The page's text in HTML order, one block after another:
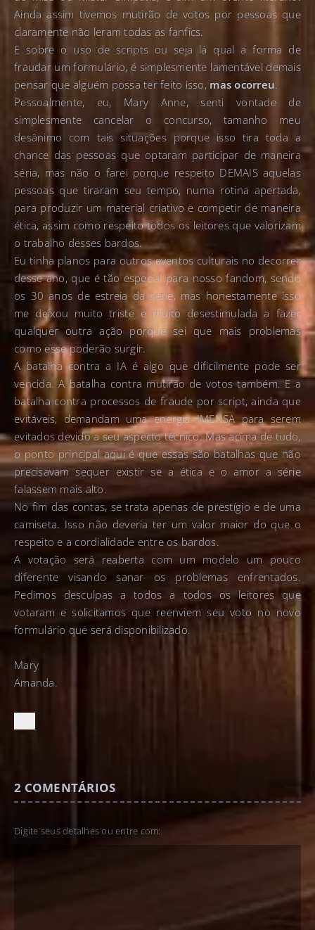
Ainda assim tivemos mutirão de votos por pessoas que
claramente não leram todas as fanfics.
E sobre o uso de scripts ou seja lá qual a forma de
fraudar um formulário, é simplesmente lamentável demais
pensar que alguém possa ter feito isso, mas ocorreu.
Pessoalmente, eu, Mary Anne, senti vontade de
simplesmente cancelar o concurso, tamanho meu
desânimo com tais situações porque isso tira toda a
chance das pessoas que optaram participar de maneira
séria, mas não o farei porque respeito DEMAIS aquelas
pessoas que tiraram seu tempo, numa rotina apertada,
para produzir um material criativo e competir de maneira
ética, assim como respeito todos os leitores que valorizam
o trabalho desses bardos.
Eu tinha planos para outros eventos culturais no decorrer
desse ano, que é tão especial para nosso fandom, sendo
os 30 anos de estreia da série, mas honestamente isso
me deixou muito triste e muito desestimulada a fazer
qualquer outra ação porque sei que mais problemas
como esse poderão surgir.
A batalha contra a IA é algo que dificilmente pode ser
vencida. A batalha contra mutirão de votos também. E a
batalha contra processos de fraude por script, ainda que
evitáveis, demandam uma energia IMENSA para serem
evitados devido a seu aspecto técnico. Mas acima de tudo,
o ponto principal aqui é que essas são batalhas que não
precisavam sequer existir se a ética e o amor a série
falassem mais alto.
No fim das contas, se trata apenas de prestígio e de uma
camiseta. Isso não deveria ter um valor maior do que o
respeito e a cordialidade entre os bardos.
A votação será reaberta com um modelo um pouco
diferente visando sanar os problemas enfrentados.
Pedimos desculpas a todos a todos os leitores que
votaram e solicitamos que reenviem seu voto no novo
formulário que será disponibilizado.
Mary
Amanda.
2 COMENTÁRIOS
Digite seus detalhes ou entre com: